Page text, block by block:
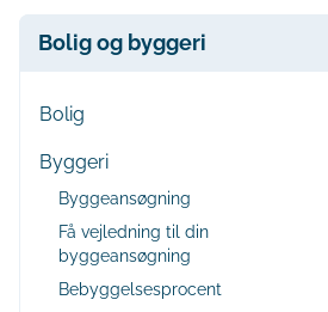
Bolig og byggeri
Bolig
Byggeri
Byggeansøgning
Få vejledning til din
byggeansøgning
Bebyggelsesprocent